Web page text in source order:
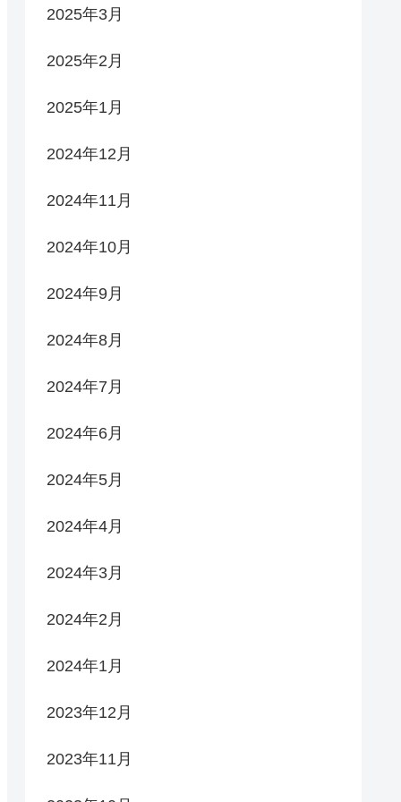
2025年3月
2025年2月
2025年1月
2024年12月
2024年11月
2024年10月
2024年9月
2024年8月
2024年7月
2024年6月
2024年5月
2024年4月
2024年3月
2024年2月
2024年1月
2023年12月
2023年11月